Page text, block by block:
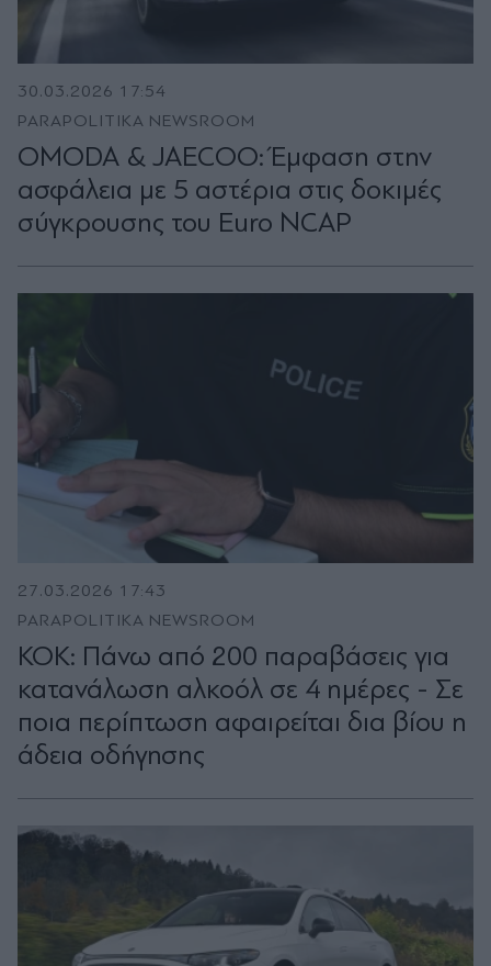
30.03.2026 17:54
PARAPOLITIKA NEWSROOM
OMODA & JAECOO: Έμφαση στην
ασφάλεια με 5 αστέρια στις δοκιμές
σύγκρουσης του Euro NCAP
27.03.2026 17:43
PARAPOLITIKA NEWSROOM
ΚΟΚ: Πάνω από 200 παραβάσεις για
κατανάλωση αλκοόλ σε 4 ημέρες - Σε
ποια περίπτωση αφαιρείται δια βίου η
άδεια οδήγησης